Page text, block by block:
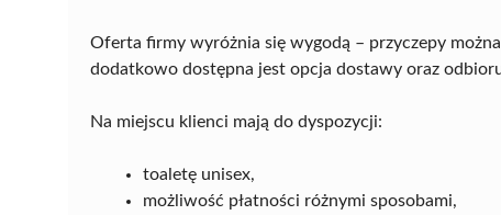
Oferta firmy wyróżnia się wygodą – przyczepy
dodatkowo dostępna jest opcja dostawy oraz
Na miejscu klienci mają do dyspozycji:
toaletę unisex,
możliwość płatności różnymi sposobami,